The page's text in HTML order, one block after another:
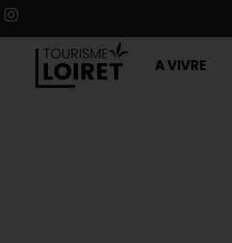
A VIVRE